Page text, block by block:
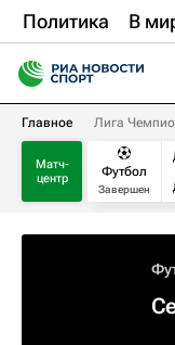
Политика В
Главное Лига
Матч-
центр
Футбол
Завершен